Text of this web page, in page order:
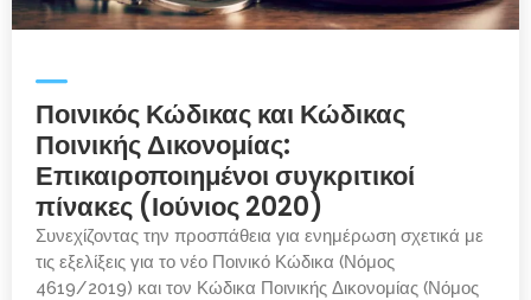
Ποινικός Κώδικας και Κώδικας
Ποινικής Δικονομίας:
Επικαιροποιημένοι συγκριτικοί
πίνακες (Ιούνιος 2020)
Συνεχίζοντας την προσπάθεια για ενημέρωση σχετικά με
τις εξελίξεις για το νέο Ποινικό Κώδικα (Νόμος
4619/2019) και τον Κώδικα Ποινικής Δικονομίας (Νόμος